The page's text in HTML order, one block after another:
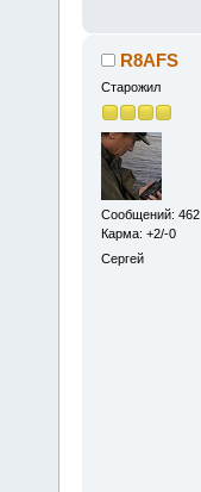
R8AFS
Старожил
Сообщений: 462
Карма: +2/-0
Сергей